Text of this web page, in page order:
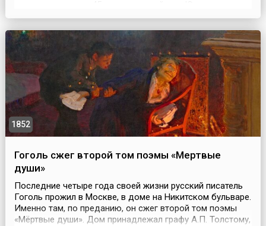
Цезарем. К 16 веку юлианский календарь из-за
реальностью: так, важнейший для определения
Пасхальной даты день вес...
1852
Гоголь сжег второй том поэмы «Мертвые
души»
Последние четыре года своей жизни русский писатель
Гоголь прожил в Москве, в доме на Никитском бульваре.
Именно там, по преданию, он сжег второй том поэмы
«Мёртвые души». Дом принадлежал графу А.П. Толстому,